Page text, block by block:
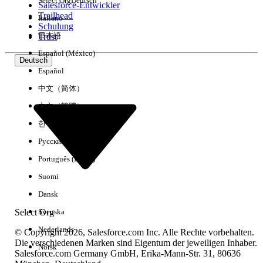
Erfahrung
Keine Ergebnisse
Salesforce-Entwickler
Trailhead
Schulung
Trust
Deutsch
Select Org
Italiano
日本語
Español (México)
Español
中文（简体）
中文（繁體）
한국어
Русский
Português (Brasil)
Suomi
Dansk
Svenska
Nederlands
Norsk
© Copyright 2026, Salesforce.com Inc. Alle Rechte vorbehalten.
Die verschiedenen Marken sind Eigentum der jeweiligen Inhaber.
Salesforce.com Germany GmbH, Erika-Mann-Str. 31, 80636